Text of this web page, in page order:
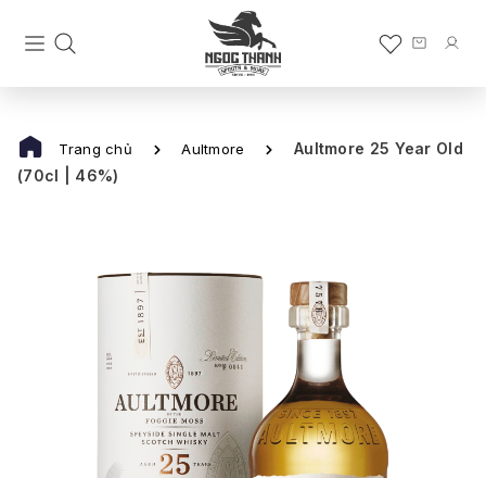
Trang chủ Aultmore
Aultmore 25 Year Old
(70cl | 46%)